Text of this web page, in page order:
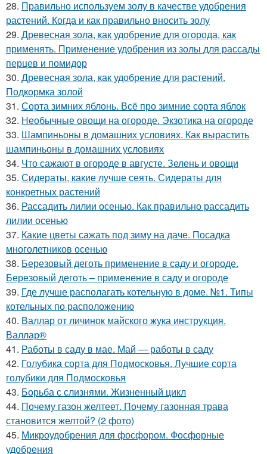
28. Правильно используем золу в качестве удобрения
растений. Когда и как правильно вносить золу
29. Древесная зола, как удобрение для огорода, как
применять. Применение удобрения из золы для рассады
перцев и помидор
30. Древесная зола, как удобрение для растений.
Подкормка золой
31. Сорта зимних яблонь. Всё про зимние сорта яблок
32. Необычные овощи на огороде. Экзотика на огороде
33. Шампиньоны в домашних условиях. Как вырастить
шампиньоны в домашних условиях
34. Что сажают в огороде в августе. Зелень и овощи
35. Сидераты, какие лучше сеять. Сидераты для
конкретных растений
36. Рассадить лилии осенью. Как правильно рассадить
лилии осенью
37. Какие цветы сажать под зиму на даче. Посадка
многолетников осенью
38. Березовый деготь применение в саду и огороде.
Березовый деготь – применение в саду и огороде
39. Где лучше располагать котельную в доме. №1. Типы
котельных по расположению
40. Валлар от личинок майского жука инструкция.
Валлар®
41. Работы в саду в мае. Май — работы в саду
42. Голубика сорта для Подмосковья. Лучшие сорта
голубики для Подмосковья
43. Борьба с слизнями. Жизненный цикл
44. Почему газон желтеет. Почему газонная трава
становится желтой? (2 фото)
45. Микроудобрения для фосфором. Фосфорные
удобрения